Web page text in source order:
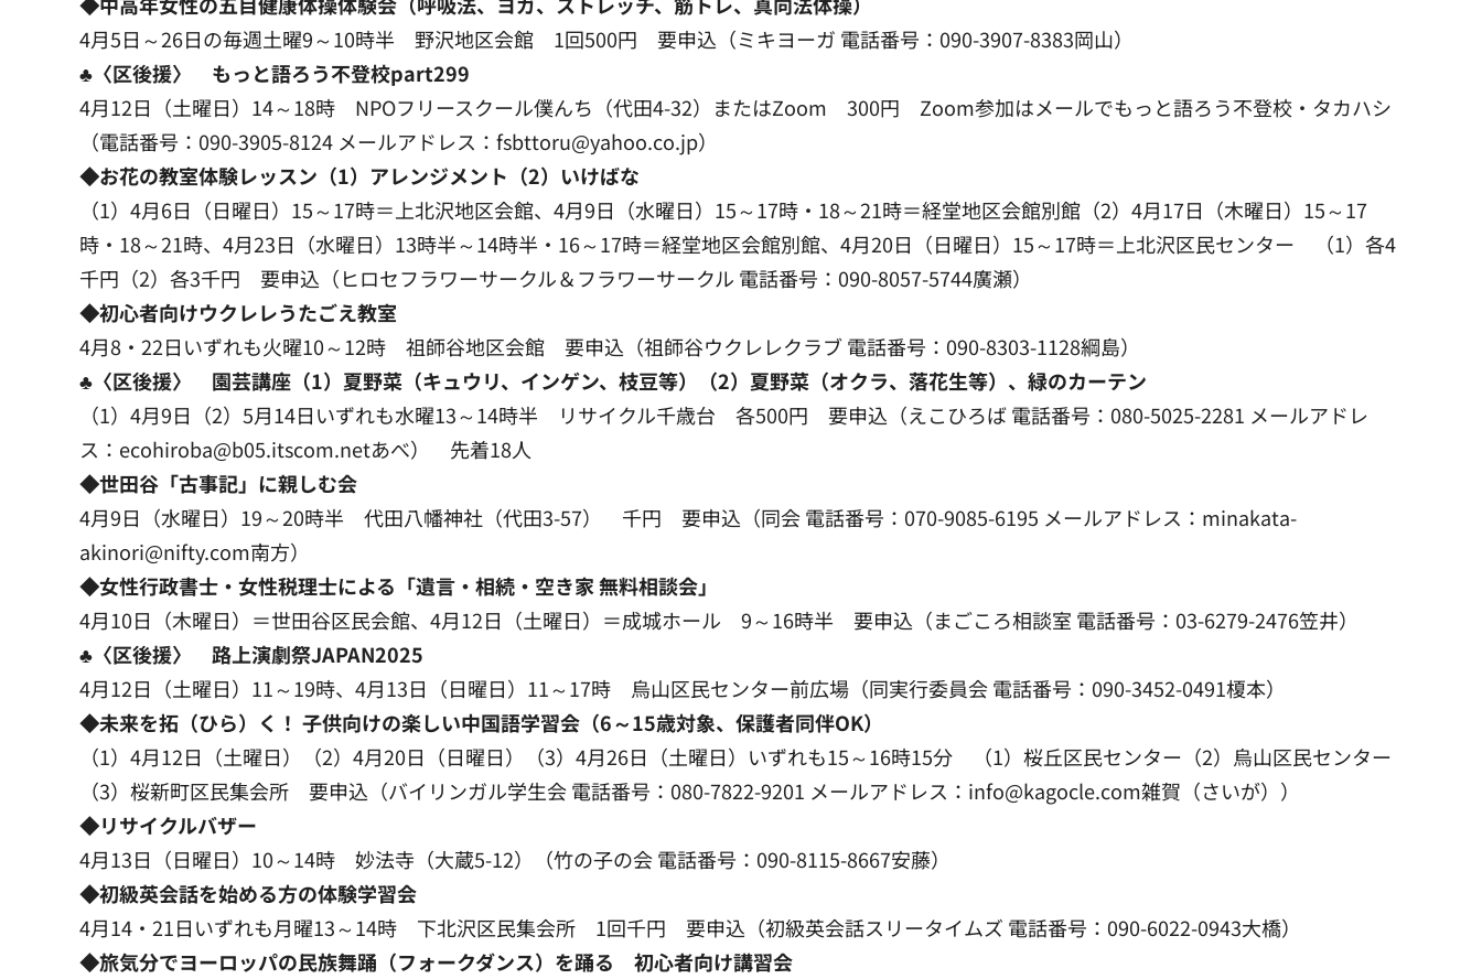
4月5日～26日の毎週土曜9～10時半 野沢地区会館 1回500円 要申込（ミキヨーガ 電話番号：090-3907-8383岡山）
♣〈区後援〉 もっと語ろう不登校part299
4月12日（土曜日）14～18時 NPOフリースクール僕んち（代田4-32）またはZoom 300円 Zoom参加はメールでもっと語ろう不登校・タカハシ
（電話番号：090-3905-8124 メールアドレス：fsbttoru@yahoo.co.jp）
◆お花の教室体験レッスン（1）アレンジメント（2）いけばな
（1）4月6日（日曜日）15～17時＝上北沢地区会館、4月9日（水曜日）15～17時・18～21時＝経堂地区会館別館（2）4月17日（木曜日）15～17
時・18～21時、4月23日（水曜日）13時半～14時半・16～17時＝経堂地区会館別館、4月20日（日曜日）15～17時＝上北沢区民センター （1）各4
千円（2）各3千円 要申込（ヒロセフラワーサークル＆フラワーサークル 電話番号：090-8057-5744廣瀬）
◆初心者向けウクレレうたごえ教室
4月8・22日いずれも火曜10～12時 祖師谷地区会館 要申込（祖師谷ウクレレクラブ 電話番号：090-8303-1128綱島）
♣〈区後援〉 園芸講座（1）夏野菜（キュウリ、インゲン、枝豆等）（2）夏野菜（オクラ、落花生等）、緑のカーテン
（1）4月9日（2）5月14日いずれも水曜13～14時半 リサイクル千歳台 各500円 要申込（えこひろば 電話番号：080-5025-2281 メールアドレ
ス：ecohiroba@b05.itscom.netあべ） 先着18人
◆世田谷「古事記」に親しむ会
4月9日（水曜日）19～20時半 代田八幡神社（代田3-57） 千円 要申込（同会 電話番号：070-9085-6195 メールアドレス：minakata-
akinori@nifty.com南方）
◆女性行政書士・女性税理士による「遺言・相続・空き家 無料相談会」
4月10日（木曜日）＝世田谷区民会館、4月12日（土曜日）＝成城ホール 9～16時半 要申込（まごころ相談室 電話番号：03-6279-2476笠井）
♣〈区後援〉 路上演劇祭JAPAN2025
4月12日（土曜日）11～19時、4月13日（日曜日）11～17時 烏山区民センター前広場（同実行委員会 電話番号：090-3452-0491榎本）
◆未来を拓（ひら）く！ 子供向けの楽しい中国語学習会（6～15歳対象、保護者同伴OK）
（1）4月12日（土曜日）（2）4月20日（日曜日）（3）4月26日（土曜日）いずれも15～16時15分 （1）桜丘区民センター（2）烏山区民センター
（3）桜新町区民集会所 要申込（バイリンガル学生会 電話番号：080-7822-9201 メールアドレス：info@kagocle.com雑賀（さいが））
◆リサイクルバザー
4月13日（日曜日）10～14時 妙法寺（大蔵5-12）（竹の子の会 電話番号：090-8115-8667安藤）
◆初級英会話を始める方の体験学習会
4月14・21日いずれも月曜13～14時 下北沢区民集会所 1回千円 要申込（初級英会話スリータイムズ 電話番号：090-6022-0943大橋）
◆旅気分でヨーロッパの民族舞踊（フォークダンス）を踊る 初心者向け講習会